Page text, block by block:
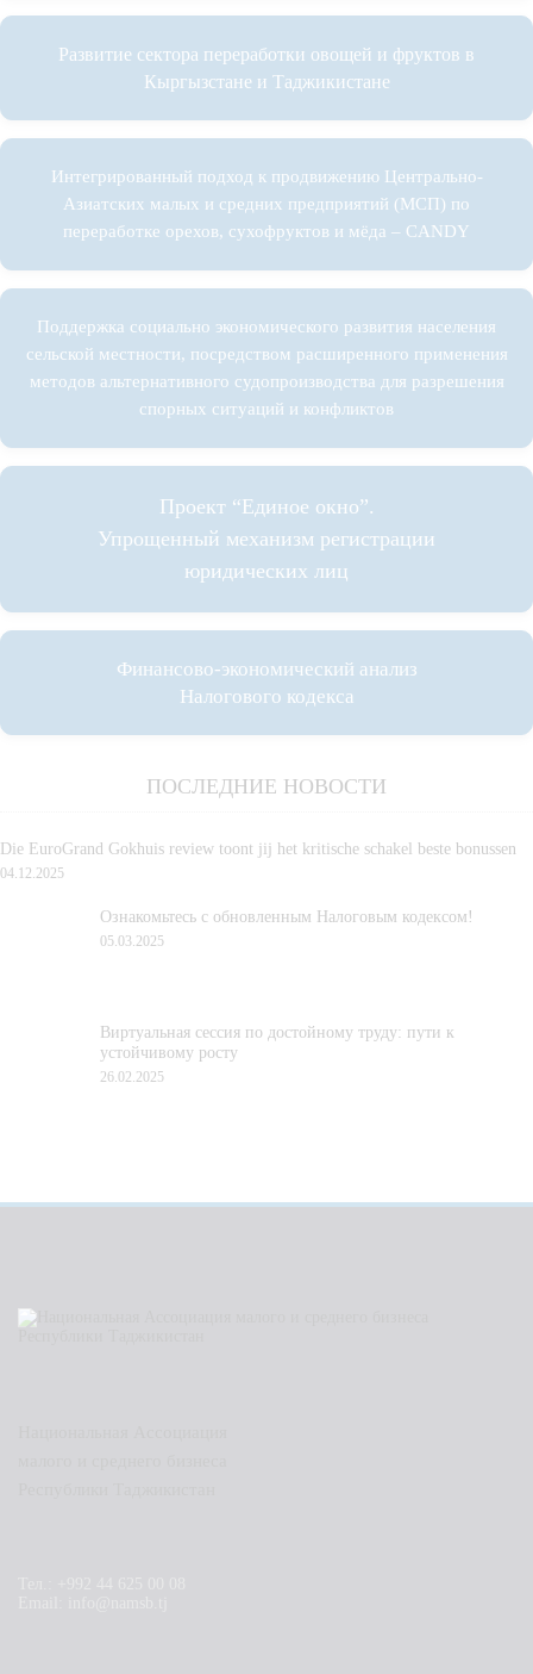
Развитие сектора переработки овощей и фруктов в
Кыргызстане и Таджикистане
Интегрированный подход к продвижению Центрально-
Азиатских малых и средних предприятий (МСП) по
переработке орехов, сухофруктов и мёда – CANDY
Поддержка социально экономического развития населения
сельской местности, посредством расширенного применения
методов альтернативного судопроизводства для разрешения
спорных ситуаций и конфликтов
Проект “Единое окно”.
Упрощенный механизм регистрации
юридических лиц
Финансово-экономический анализ
Налогового кодекса
ПОСЛЕДНИЕ НОВОСТИ
Die EuroGrand Gokhuis review toont jij het kritische schakel beste bonussen
04.12.2025
Ознакомьтесь с обновленным Налоговым кодексом!
05.03.2025
Виртуальная сессия по достойному труду: пути к
устойчивому росту
26.02.2025